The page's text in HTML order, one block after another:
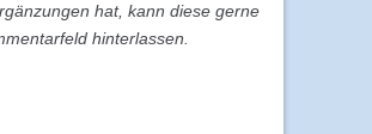
hat, kann diese gerne
hinterlassen.